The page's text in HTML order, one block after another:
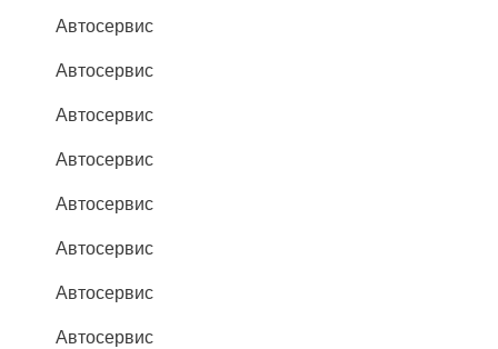
Автосервис
Автосервис
Автосервис
Автосервис
Автосервис
Автосервис
Автосервис
Автосервис